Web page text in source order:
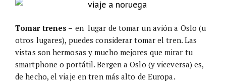
Tomar trenes – en lugar de tomar un avión a Oslo (u
otros lugares), puedes considerar tomar el tren. Las
vistas son hermosas y mucho mejores que mirar tu
smartphone o portátil. Bergen a Oslo (y viceversa) es,
de hecho, el viaje en tren más alto de Europa.